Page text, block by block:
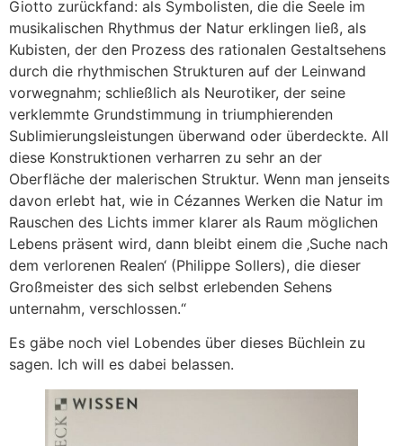
Giotto zurückfand: als Symbolisten, die die Seele im
musikalischen Rhythmus der Natur erklingen ließ, als
Kubisten, der den Prozess des rationalen Gestaltsehens
durch die rhythmischen Strukturen auf der Leinwand
vorwegnahm; schließlich als Neurotiker, der seine
verklemmte Grundstimmung in triumphierenden
Sublimierungsleistungen überwand oder überdeckte. All
diese Konstruktionen verharren zu sehr an der
Oberfläche der malerischen Struktur. Wenn man jenseits
davon erlebt hat, wie in Cézannes Werken die Natur im
Rauschen des Lichts immer klarer als Raum möglichen
Lebens präsent wird, dann bleibt einem die ‚Suche nach
dem verlorenen Realen‘ (Philippe Sollers), die dieser
Großmeister des sich selbst erlebenden Sehens
unternahm, verschlossen.“
Es gäbe noch viel Lobendes über dieses Büchlein zu
sagen. Ich will es dabei belassen.